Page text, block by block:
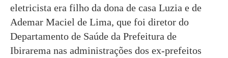
eletricista era filho da dona de casa Luzia e de
Ademar Maciel de Lima, que foi diretor do
Departamento de Saúde da Prefeitura de
Ibirarema nas administrações dos ex-prefeitos